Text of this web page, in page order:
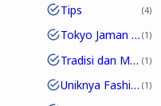
Tips 4
Tokyo Jaman Edo 1
Tradisi dan Modernitas 1
Uniknya Fashion Jepang 1